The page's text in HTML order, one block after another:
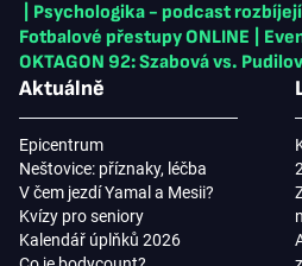
Psychologika - podcast
Fotbalové přestupy ONLINE
OKTAGON 92: Szabová vs.
Aktuálně
Epicentrum
Neštovice: příznaky, léčba
V čem jezdí Yamal a Mesii?
Kvízy pro seniory
Kalendář úplňků 2026